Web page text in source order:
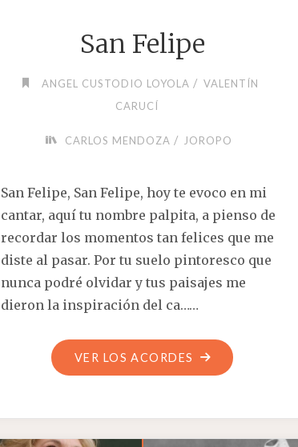
San Felipe
ANGEL CUSTODIO LOYOLA / VALENTÍN
CARUCÍ
CARLOS MENDOZA / JOROPO
San Felipe, San Felipe, hoy te evoco en mi
cantar, aquí tu nombre palpita, a pienso de
recordar los momentos tan felices que me
diste al pasar. Por tu suelo pintoresco que
nunca podré olvidar y tus paisajes me
dieron la inspiración del ca……
VER LOS ACORDES "SAN
FELIPE"